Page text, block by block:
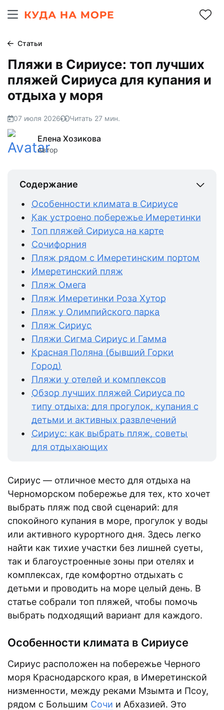
Статьи
Пляжи в Сириусе: топ лучших
пляжей Сириуса для купания и
отдыха у моря
07 июля 2026 Читать 27мин.
Елена Хозикова
Автор
Сириус — отличное место для отдыха на
Черноморском побережье для тех, кто хочет
выбрать пляж под свой сценарий: для
спокойного купания в море, прогулок у воды
или активного курортного дня. Здесь легко
найти как тихие участки без лишней суеты,
так и благоустроенные зоны при отелях и
комплексах, где комфортно отдыхать с
детьми и проводить на море целый день. В
статье собрали топ пляжей, чтобы помочь
выбрать подходящий вариант для каждого.
Особенности климата в Сириусе
Сириус расположен на побережье Черного
моря Краснодарского края, в Имеретинской
низменности, между реками Мзымта и Псоу,
рядом с Большим Сочи и Абхазией. Это
Содержание
Особенности климата в Сириусе
Как устроено побережье Имеретинки
Топ пляжей Сириуса на карте
Сочифорния
Пляж рядом с Имеретинским портом
Имеретинский пляж
Пляж Омега
Пляж Имеретинки Роза Хутор
Пляж у Олимпийского парка
Пляж Сириус
Пляжи Сигма Сириус и Гамма
Красная Поляна (бывший Горки
Город)
Пляжи у отелей и комплексов
Обзор лучших пляжей Сириуса по
типу отдыха: для прогулок, купания с
детьми и активных развлечений
Сириус: как выбрать пляж, советы
для отдыхающих